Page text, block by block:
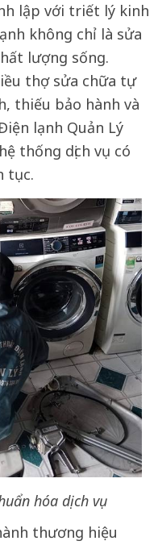
lập với triết lý kinh
không chỉ là sửa
lượng sống.
thợ sửa chữa tự
thiếu bảo hành và
lạnh Quản Lý
thống dịch vụ có
tục.
hóa dịch vụ
thương hiệu